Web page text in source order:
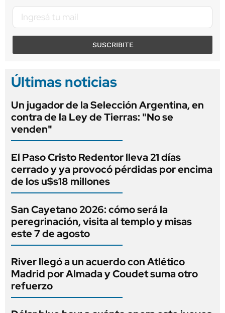
SUSCRIBITE
Últimas noticias
Un jugador de la Selección Argentina, en
contra de la Ley de Tierras: "No se
venden"
El Paso Cristo Redentor lleva 21 días
cerrado y ya provocó pérdidas por encima
de los u$s18 millones
San Cayetano 2026: cómo será la
peregrinación, visita al templo y misas
este 7 de agosto
River llegó a un acuerdo con Atlético
Madrid por Almada y Coudet suma otro
refuerzo